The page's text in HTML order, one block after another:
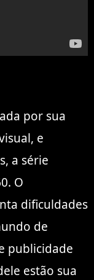
por sua
e
a série
O
dificuldades
de
publicidade
estão sua